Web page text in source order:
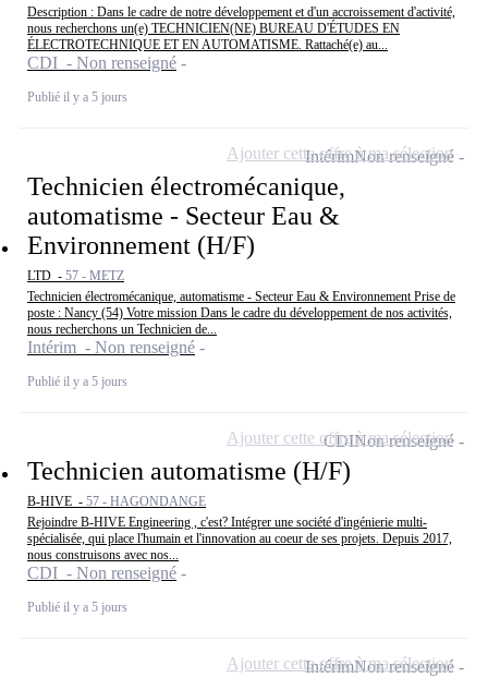
Description : Dans le cadre de notre développement et d'un accroissement d'activité,
nous recherchons un(e) TECHNICIEN(NE) BUREAU D'ÉTUDES EN
ÉLECTROTECHNIQUE ET EN AUTOMATISME. Rattaché(e) au...
CDI - Non renseigné
Publié il y a 5 jours
Technicien électromécanique,
automatisme - Secteur Eau &
Environnement (H/F)
LTD - 57 - METZ
Technicien électromécanique, automatisme - Secteur Eau & Environnement Prise de
poste : Nancy (54) Votre mission Dans le cadre du développement de nos activités,
nous recherchons un Technicien de...
Intérim - Non renseigné
Publié il y a 5 jours
IntérimNon renseigné
Ajouter cette offre à ma sélection
Technicien automatisme (H/F)
B-HIVE - 57 - HAGONDANGE
Rejoindre B-HIVE Engineering , c'est? Intégrer une société d'ingénierie multi-
spécialisée, qui place l'humain et l'innovation au coeur de ses projets. Depuis 2017,
nous construisons avec nos...
CDI - Non renseigné
Publié il y a 5 jours
CDINon renseigné
Ajouter cette offre à ma sélection
IntérimNon renseigné
Ajouter cette offre à ma sélection